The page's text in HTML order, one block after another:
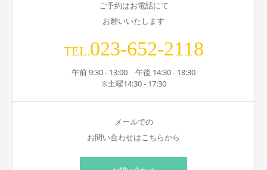
ご予約はお電話にて
お願いいたします
TEL.023-652-2118
午前 9:30 - 13:00 午後 14:30 - 18:30
※土曜14:30 - 17:30
メールでの
お問い合わせはこちらから